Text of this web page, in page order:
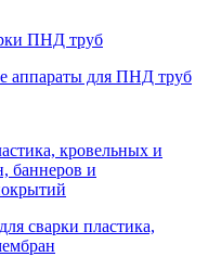
ПНД труб
аппараты для ПНД труб
кровельных и
баннеров и
сварки пластика,